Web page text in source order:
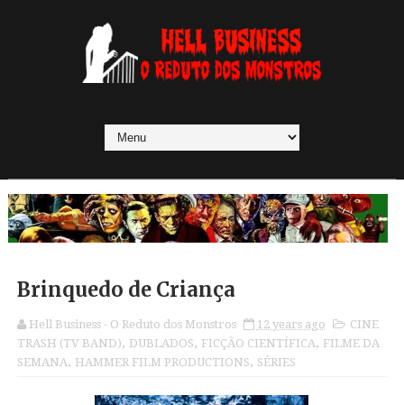
Brinquedo de Criança
Hell Business - O Reduto dos Monstros 12 years ago
CINE
TRASH (TV BAND), DUBLADOS, FICÇÃO CIENTÍFICA, FILME DA
SEMANA, HAMMER FILM PRODUCTIONS, SÉRIES